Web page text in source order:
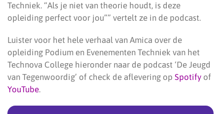
Techniek. “Als je niet van theorie houdt, is deze
opleiding perfect voor jou”” vertelt ze in de podcast.
Luister voor het hele verhaal van Amica over de
opleiding Podium en Evenementen Techniek van het
Technova College hieronder naar de podcast ‘De Jeugd
van Tegenwoordig’ of check de aflevering op Spotify of
YouTube.